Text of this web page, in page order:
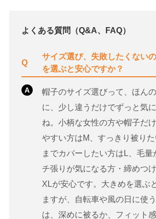
よくある質問（Q&A、FAQ）
Q
サイズ選び、失敗したくない
を選ぶと安心ですか？
A
帽子のサイズ選びって、ほん
に、少し違うだけでずっと気
ね。小柄な女性の方や帽子だ
やすい方はM、すっきり被り
までカバーしたい方はL、毛量
チ張りが気になる方・締めつ
XLが安心です。大きめを選ぶ
ますが、自転車や風の日に使
は、深めに被るか、フィット